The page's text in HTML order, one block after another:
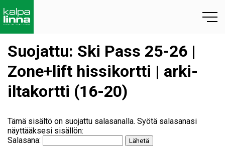
Suojattu: Ski Pass 25-26 |
Zone+lift hissikortti | arki-
iltakortti (16-20)
Tämä sisältö on suojattu salasanalla. Syötä salasanasi
näyttääksesi sisällön:
Salasana: